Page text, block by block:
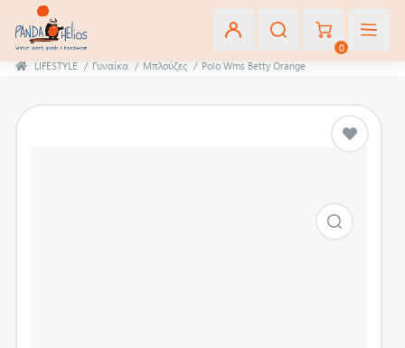
0
LIFESTYLE / Γυναίκα / Μπλούζες / Polo Wms Betty Orange